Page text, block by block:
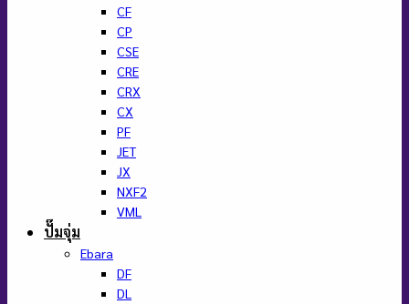
CF
CP
CSE
CRE
CRX
CX
PF
JET
JX
NXF2
VML
ปั๊มจุ่ม
Ebara
DF
DL